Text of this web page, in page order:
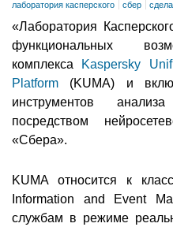
лаборатория касперского
сбер
«Лаборатория
функциональных
комплекса Kaspersky
Platform (KUMA) и
инструментов
посредством
«Сбера».
KUMA относится к
Information and Event
службам в режиме